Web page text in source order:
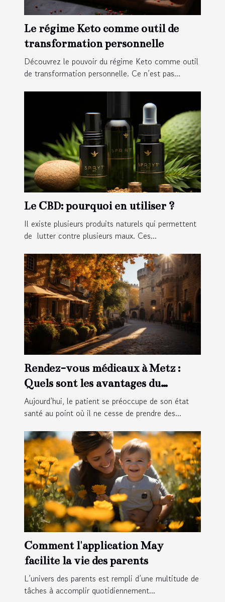
Le régime Keto comme outil de
transformation personnelle
Découvrez le pouvoir du régime Keto comme outil
de transformation personnelle. Ce n’est pas...
Le CBD: pourquoi en utiliser ?
Il existe plusieurs produits naturels qui permettent
de lutter contre plusieurs maux. Ces...
Rendez-vous médicaux à Metz :
Quels sont les avantages du
télésecrétariat médical ?
Aujourd’hui, le patient se préoccupe de son état
santé au point où il ne cesse de prendre des...
Comment l'application May
facilite la vie des parents
L’univers des parents est rempli d’une multitude de
tâches à accomplir quotidiennement...